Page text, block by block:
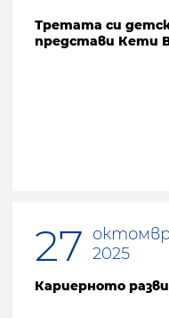
Третата си
представи Кети
27 2025
Кариерното